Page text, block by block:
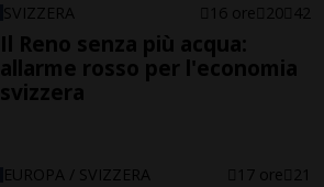
SVIZZERA 16 ore 20 42
Il Reno senza più acqua:
allarme rosso per l'economia
svizzera
EUROPA / SVIZZERA 17 ore 21